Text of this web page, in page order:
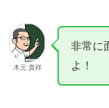
木元 貴祥
非常に
よ！